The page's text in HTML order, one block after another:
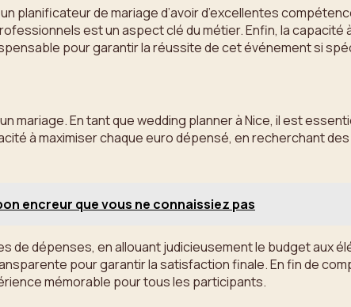
planificateur de mariage d’avoir d’excellentes
est un aspect clé du métier. Enfin, la capacité
pour garantir la réussite de cet événement si
mariage. En tant que wedding planner à Nice, il est
à maximiser chaque euro dépensé, en recherchant
encreur que vous ne connaissiez pas
dépenses, en allouant judicieusement le budget aux
pour garantir la satisfaction finale. En fin de
mémorable pour tous les participants.